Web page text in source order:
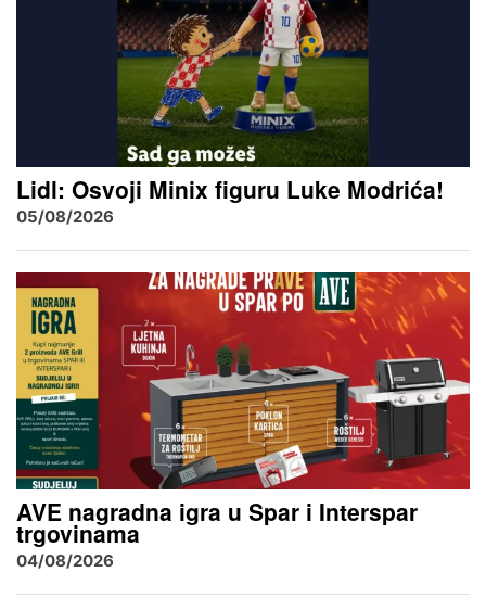
Lidl: Osvoji Minix figuru Luke Modrića!
05/08/2026
AVE nagradna igra u Spar i Interspar
trgovinama
04/08/2026